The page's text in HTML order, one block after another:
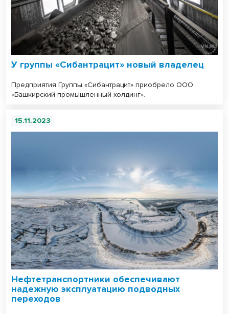
У группы «Сибантрацит» новый владелец
Предприятия Группы «Сибантрацит» приобрело ООО
«Башкирский промышленный холдинг».
15.11.2023
Нефтетранспортники обеспечивают
надежную эксплуатацию подводных
переходов